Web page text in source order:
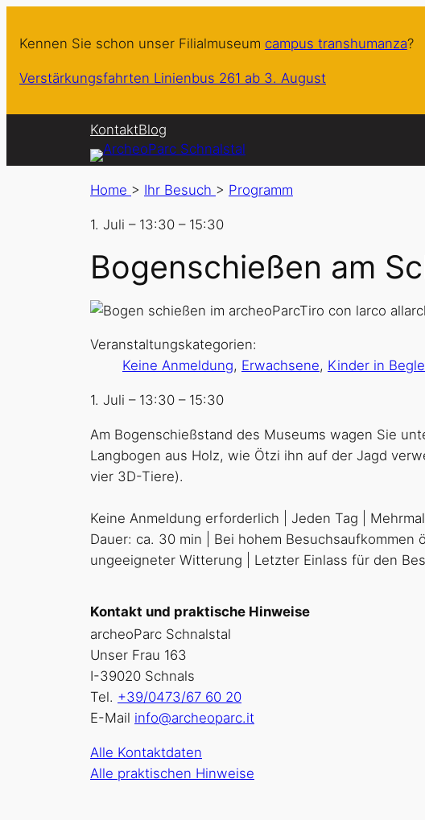
Kennen Sie schon unser Filialmuseum campus transhumanza?
Verstärkungsfahrten Linienbus 261 ab 3. August
KontaktBlog
Home > Ihr Besuch > Programm
1. Juli – 13:30 – 15:30
Bogenschießen am
Veranstaltungskategorien:
Keine Anmeldung, Erwachsene, Kinder in
1. Juli – 13:30 – 15:30
Am Bogenschießstand des Museums wagen Sie
Langbogen aus Holz, wie Ötzi ihn auf der Jagd
vier 3D-Tiere).
Keine Anmeldung erforderlich | Jeden Tag |
Dauer: ca. 30 min | Bei hohem
ungeeigneter Witterung | Letzter Einlass für den
Kontakt und praktische Hinweise
archeoParc Schnalstal
Unser Frau 163
I-39020 Schnals
Tel. +39/0473/67 60 20
E-Mail info@archeoparc.it
Alle Kontaktdaten
Alle praktischen Hinweise